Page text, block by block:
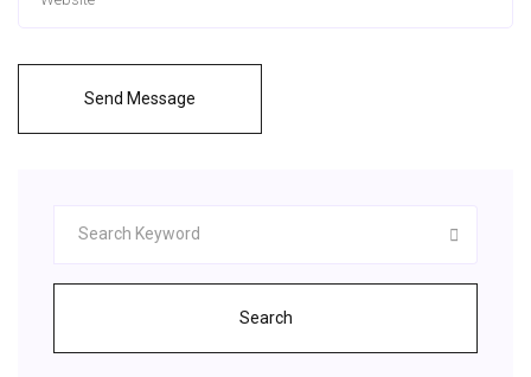
Send Message
Search